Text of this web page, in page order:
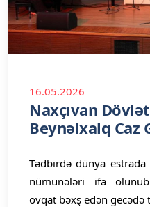
16.05.2026
Naxçıvan
Beynəlxalq Caz
Tədbirdə dünya
nümunələri ifa
ovqat bəxş edən gecədə